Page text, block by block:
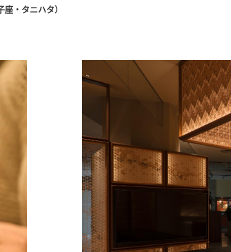
・タニハタ）